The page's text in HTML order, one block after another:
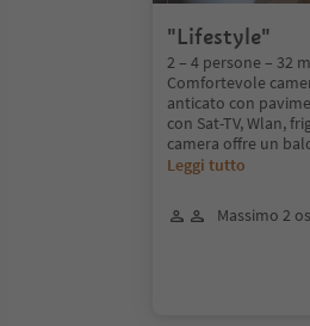
"Lifestyle"
2 – 4 persone – 32
Comfortevole
anticato con
con Sat-TV, Wlan,
camera offre un
Leggi tutto
Massimo 2